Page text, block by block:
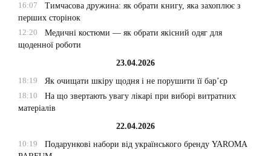
16:07
Тимчасова дружина: як обрати книгу, яка захоплює з
перших сторінок
12:20
Медичні костюми — як обрати якісний одяг для
щоденної роботи
23.04.2026
18:19
Як очищати шкіру щодня і не порушити її бар’єр
18:10
На що звертають увагу лікарі при виборі витратних
матеріалів
22.04.2026
10:19
Подарункові набори від українського бренду YAROMA